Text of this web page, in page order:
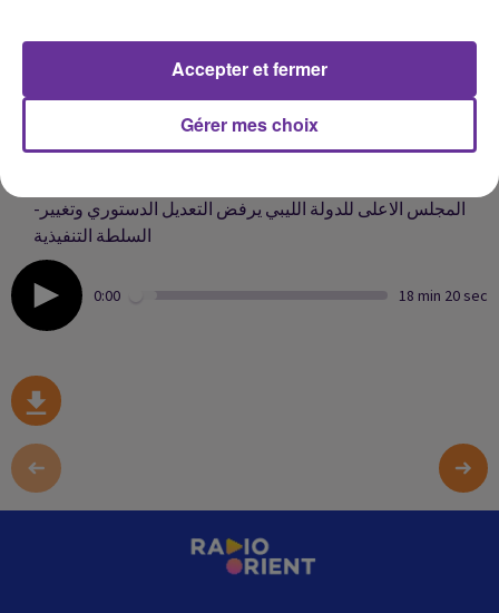
السابقين هولند وساركوزي
الابراهيمي
-الرئيس التونسي يطالب بمنع تمويل الجمعيات التونسية من
-المجلس الاعلى للدولة الليبي يرفض التعديل الدستوري وتغيير
السلطة التنفيذية
0:00 18 min 20 sec
Gérer mes choix
Accepter et fermer